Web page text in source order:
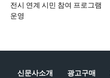
전시 연계 시민 참여 프로그램
운영
신문사소개 광고구매